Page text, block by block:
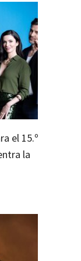
el 15.º
la